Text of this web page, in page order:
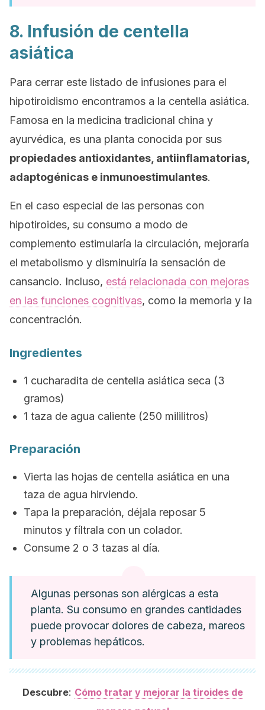
8. Infusión de centella
asiática
Para cerrar este listado de infusiones para el
hipotiroidismo encontramos a la centella asiática.
Famosa en la medicina tradicional china y
ayurvédica, es una planta conocida por sus
propiedades antioxidantes, antiinflamatorias,
adaptogénicas e inmunoestimulantes.
En el caso especial de las personas con
hipotiroides, su consumo a modo de
complemento estimularía la circulación, mejoraría
el metabolismo y disminuiría la sensación de
cansancio. Incluso, está relacionada con mejoras
en las funciones cognitivas, como la memoria y la
concentración.
Ingredientes
1 cucharadita de centella asiática seca (3
gramos)
1 taza de agua caliente (250 mililitros)
Preparación
Vierta las hojas de centella asiática en una
taza de agua hirviendo.
Tapa la preparación, déjala reposar 5
minutos y fíltrala con un colador.
Consume 2 o 3 tazas al día.
Algunas personas son alérgicas a esta
planta. Su consumo en grandes cantidades
puede provocar dolores de cabeza, mareos
y problemas hepáticos.
Descubre: Cómo tratar y mejorar la tiroides de